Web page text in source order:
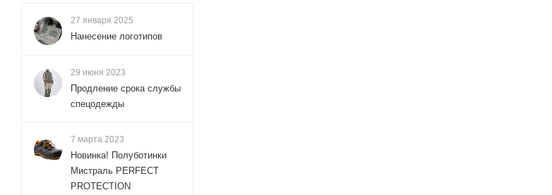
27 января 2025
Нанесение логотипов
29 июня 2023
Продление срока службы
спецодежды
7 марта 2023
Новинка! Полуботинки
Мистраль PERFECT
PROTECTION